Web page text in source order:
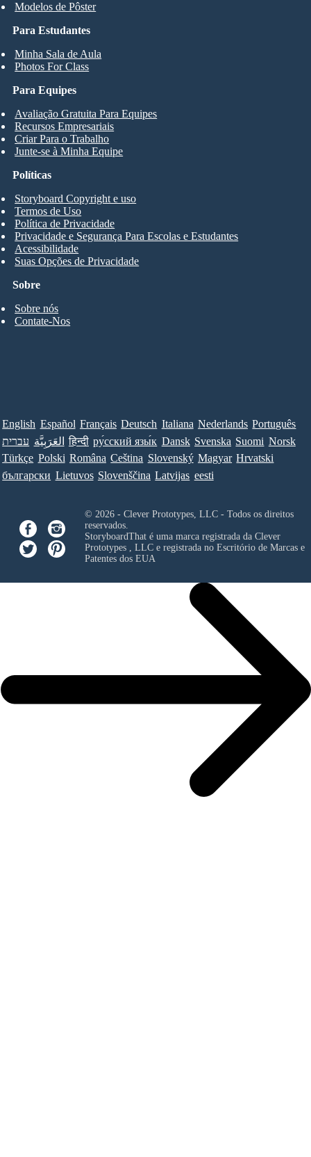
Para Estudantes
Minha Sala de Aula
Photos For Class
Modelos de Pôster
Para Equipes
Avaliação Gratuita Para Equipes
Recursos Empresariais
Criar Para o Trabalho
Junte-se à Minha Equipe
Sobre
Sobre nós
Contate-Nos
Políticas
Storyboard Copyright e uso
Termos de Uso
Política de Privacidade
Privacidade e Segurança Para Escolas e Estudantes
Acessibilidade
Suas Opções de Privacidade
English Español Français Deutsch Italiana Nederlands Português
עברית العَرَبِيَّة हिन्दी ру́сский язы́к Dansk Svenska Suomi Norsk
Türkçe Polski Româna Ceština Slovenský Magyar Hrvatski
български Lietuvos Slovenščina Latvijas eesti
© 2026 - Clever Prototypes, LLC - Todos os direitos
reservados.
StoryboardThat é uma marca registrada da Clever
Prototypes , LLCe registrada no Escritório de Marcas e
Patentes dos EUA